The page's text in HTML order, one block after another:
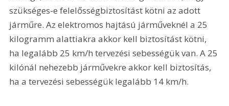
szükséges-e felelősségbiztosítást kötni az adott
járműre. Az elektromos hajtású járműveknél a 25
kilogramm alattiakra akkor kell biztosítást kötni,
ha legalább 25 km/h tervezési sebességük van. A 25
kilónál nehezebb járművekre akkor kell biztosítás,
ha a tervezési sebességük legalább 14 km/h.